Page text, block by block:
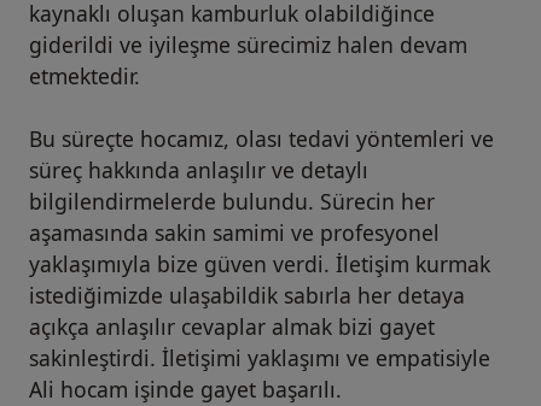
kaynaklı oluşan kamburluk olabildiğince
giderildi ve iyileşme sürecimiz halen devam
etmektedir.
Bu süreçte hocamız, olası tedavi yöntemleri ve
süreç hakkında anlaşılır ve detaylı
bilgilendirmelerde bulundu. Sürecin her
aşamasında sakin samimi ve profesyonel
yaklaşımıyla bize güven verdi. İletişim kurmak
istediğimizde ulaşabildik sabırla her detaya
açıkça anlaşılır cevaplar almak bizi gayet
sakinleştirdi. İletişimi yaklaşımı ve empatisiyle
Ali hocam işinde gayet başarılı.